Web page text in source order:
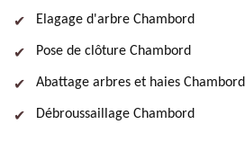
Elagage d'arbre Chambord
Pose de clôture Chambord
Abattage arbres et haies Chambord
Débroussaillage Chambord